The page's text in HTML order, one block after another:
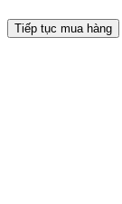
Tiếp tục mua hàng